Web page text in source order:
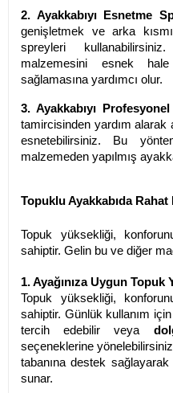
2. Ayakkabıyı Esnetme
genişletmek ve arka
spreyleri
malzemesini esnek
sağlamasına yardımcı olur.
3. Ayakkabıyı
tamircisinden yardım alarak
esnetebilirsiniz. Bu
malzemeden yapılmış
Topuklu Ayakkabıda Rahat
Topuk yüksekliği,
sahiptir. Gelin bu ve diğer
1. Ayağınıza Uygun
Topuk yüksekliği,
sahiptir. Günlük kullanım
tercih edebilir veya
seçeneklerine
tabanına destek
sunar.